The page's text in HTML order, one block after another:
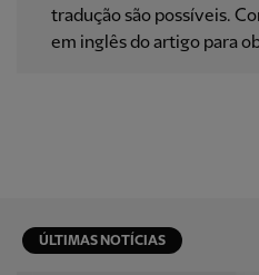
tradução são possíveis.
em inglês do artigo para
ÚLTIMAS NOTÍCIAS